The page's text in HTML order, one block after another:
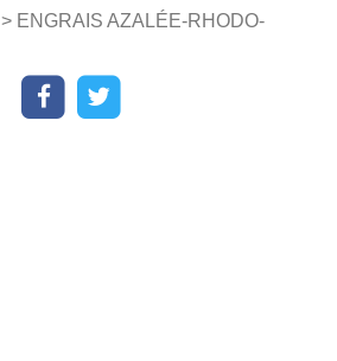
> ENGRAIS AZALÉE-RHODO-